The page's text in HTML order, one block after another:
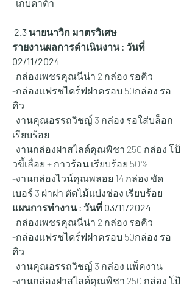
-เก็บดาต้า
2.3 นายนาวิก มาตรวิเศษ
รายงานผลการดำเนินงาน : วันที่
02/11/2024
-กล่องเพชรคุณนีน่า 2 กล่อง รอคิว
-กล่องแฟรชไดร์ฟฝาครอบ 50กล่อง รอ
คิว
-งานคุณอรรถวิชญ์ 3 กล่อง รอใส่บล็อก
เรียบร้อย
-งานกล่องฝาสไลด์คุณพิชา 250 กล่อง โป้
วขี้เลื่อย + กาวร้อน เรียบร้อย 50%
-งานกล่องไวน์คุณพลอย 14 กล่อง ขัด
เบอร์ 3 ผ่าฝา ตัดไม้แบ่งช่อง เรียบร้อย
แผนการทำงาน : วันที่ 03/11/2024
-กล่องเพชรคุณนีน่า 2 กล่อง รอคิว
-กล่องแฟรชไดร์ฟฝาครอบ 50กล่อง รอ
คิว
-งานคุณอรรถวิชญ์ 3 กล่อง แพ็คงาน
-งานกล่องฝาสไลด์คุณพิชา 250 กล่อง โป้